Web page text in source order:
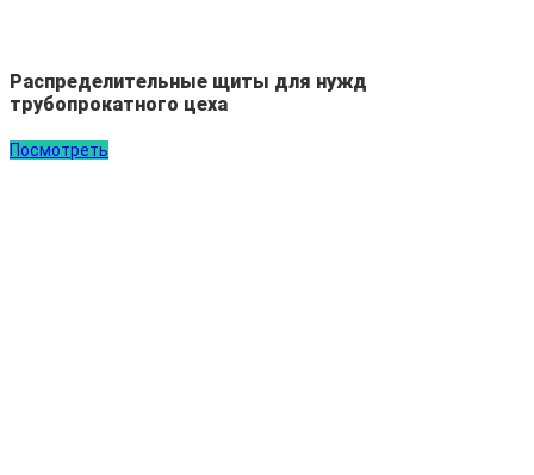
Распределительные щиты для нужд
трубопрокатного цеха
Посмотреть